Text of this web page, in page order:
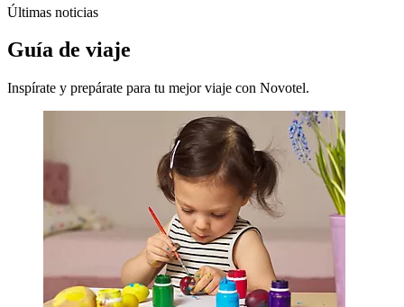
Últimas noticias
Guía de viaje
Inspírate y prepárate para tu mejor viaje con Novotel.